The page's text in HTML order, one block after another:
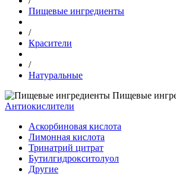
Пищевые ингредиенты
/
Красители
/
Натуральные
Пищевые
Антиокислители
Аскорбиновая кислота
Лимонная кислота
Тринатрий цитрат
Бутилгидрокситолуол
Другие